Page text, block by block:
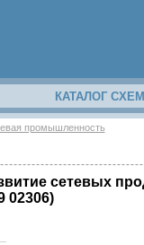
КАТАЛОГ СХЕМ
промышленность
сетевых
02306)